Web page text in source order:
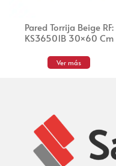
Pared Torrija Beige RF:
KS36501B 30×60 Cm
Ver más